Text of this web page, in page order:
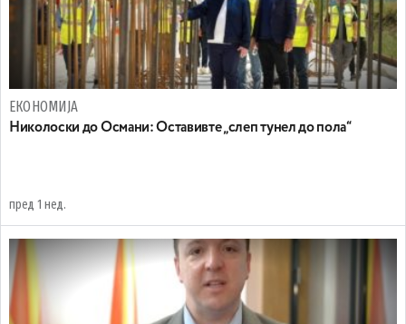
ЕКОНОМИЈА
Николоски до Османи: Oставивте „слеп тунел до пола“
пред 1 нед.